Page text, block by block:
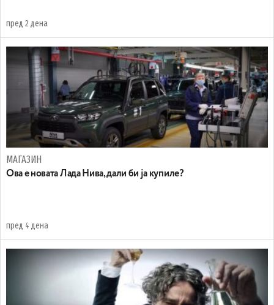
пред 2 дена
МАГАЗИН
Ова е новата Лада Нива, дали би ја купиле?
пред 4 дена